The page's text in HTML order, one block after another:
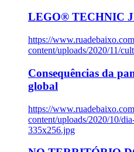
LEGO® TECHNIC
https://
content/uploads/2020/11/
Consequências da
global
https://
content/uploads/2020/10/
335x256.jpg